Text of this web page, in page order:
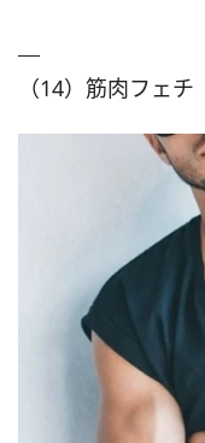
（14）筋肉フェチ